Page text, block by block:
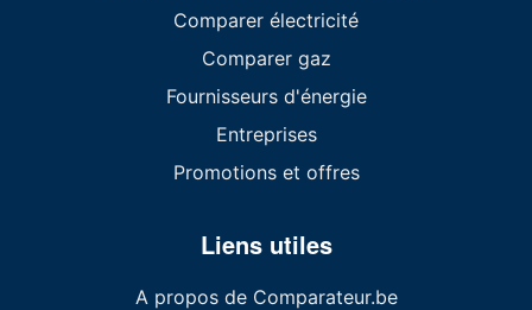
Comparer électricité
Comparer gaz
Fournisseurs d'énergie
Entreprises
Promotions et offres
Liens utiles
A propos de Comparateur.be